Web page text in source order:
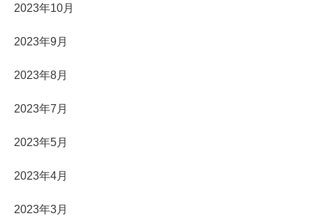
2023年10月
2023年9月
2023年8月
2023年7月
2023年5月
2023年4月
2023年3月